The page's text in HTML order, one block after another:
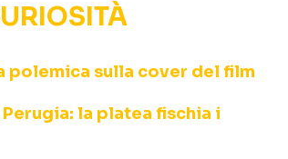
polemica sulla cover del film
la platea fischia i